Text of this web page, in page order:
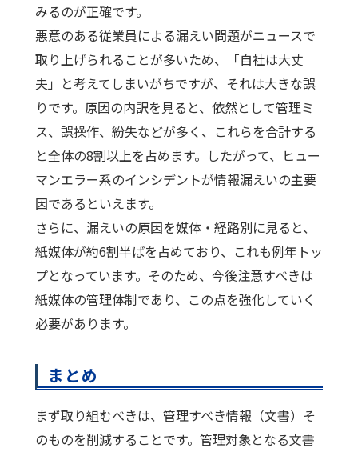
みるのが正確です。
悪意のある従業員による漏えい問題がニュースで
取り上げられることが多いため、「自社は大丈
夫」と考えてしまいがちですが、それは大きな誤
りです。原因の内訳を見ると、依然として管理ミ
ス、誤操作、紛失などが多く、これらを合計する
と全体の8割以上を占めます。したがって、ヒュー
マンエラー系のインシデントが情報漏えいの主要
因であるといえます。
さらに、漏えいの原因を媒体・経路別に見ると、
紙媒体が約6割半ばを占めており、これも例年トッ
プとなっています。そのため、今後注意すべきは
紙媒体の管理体制であり、この点を強化していく
必要があります。
まとめ
まず取り組むべきは、管理すべき情報（文書）そ
のものを削減することです。管理対象となる文書